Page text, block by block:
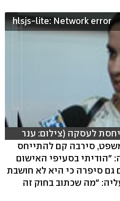
hlsjs-lite: Network error
לעסקה (צילום: ענר
סירבה קם להתייחס
"הודיתי בסעיפי האישום
סיפרה כי היא לא חושבת
"מה שכתוב בחוק זה